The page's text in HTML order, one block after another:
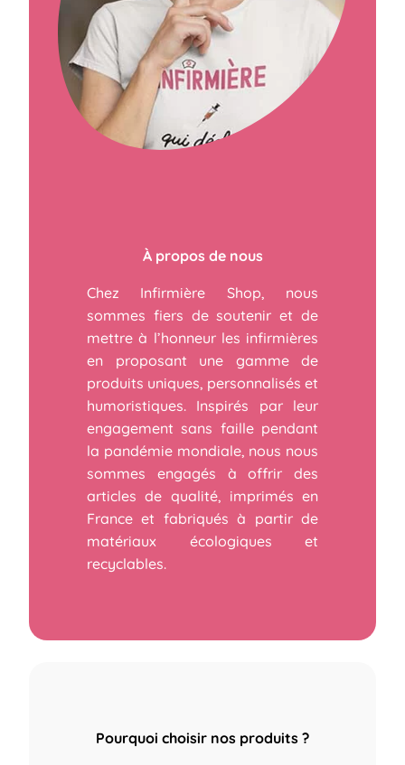
À propos de nous
Chez Infirmière Shop, nous
sommes fiers de soutenir et de
mettre à l’honneur les infirmières
en proposant une gamme de
produits uniques, personnalisés et
humoristiques. Inspirés par leur
engagement sans faille pendant
la pandémie mondiale, nous nous
sommes engagés à offrir des
articles de qualité, imprimés en
France et fabriqués à partir de
matériaux écologiques et
recyclables.
Pourquoi choisir nos produits ?